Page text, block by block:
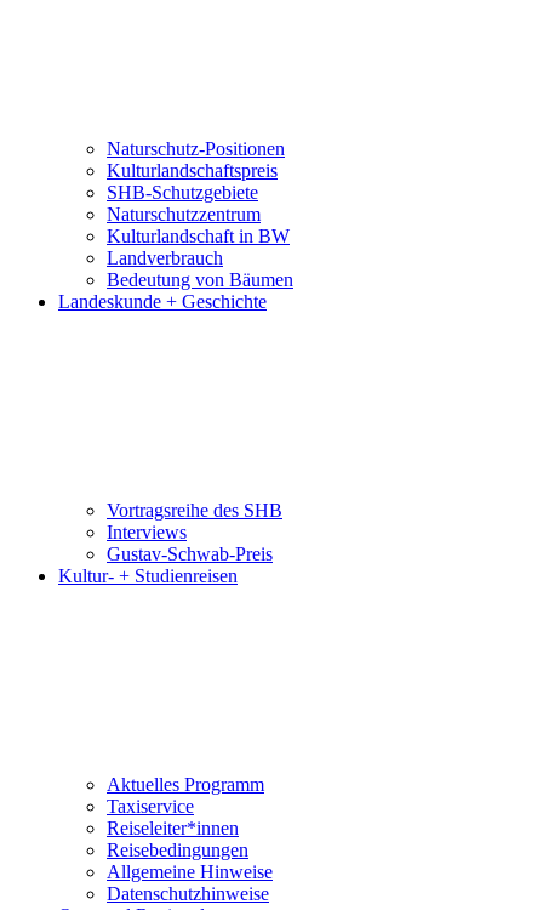
Naturschutz-Positionen
Kulturlandschaftspreis
SHB-Schutzgebiete
Naturschutzzentrum
Kulturlandschaft in BW
Landverbrauch
Bedeutung von Bäumen
Landeskunde + Geschichte
Vortragsreihe des SHB
Interviews
Gustav-Schwab-Preis
Kultur- + Studienreisen
Aktuelles Programm
Taxiservice
Reiseleiter*innen
Reisebedingungen
Allgemeine Hinweise
Datenschutzhinweise